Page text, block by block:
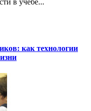
в учебе...
как технологии